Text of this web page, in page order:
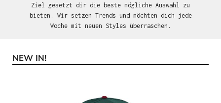
Ziel gesetzt dir die beste mögliche Auswahl zu
bieten. Wir setzen Trends und möchten dich jede
Woche mit neuen Styles überraschen.
Produktgalerie überspringen
NEW IN!